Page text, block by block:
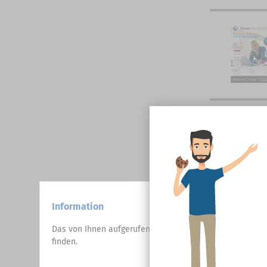
Information
Das von Ihnen aufgerufene Produkt wird in unserem
finden.